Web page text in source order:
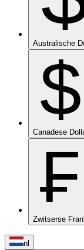
Australische
$
Canadese
₣
Zwitserse
nl